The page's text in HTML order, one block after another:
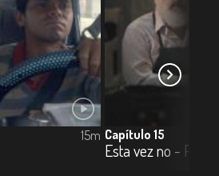
15m Capítulo 15
Esta vez no -